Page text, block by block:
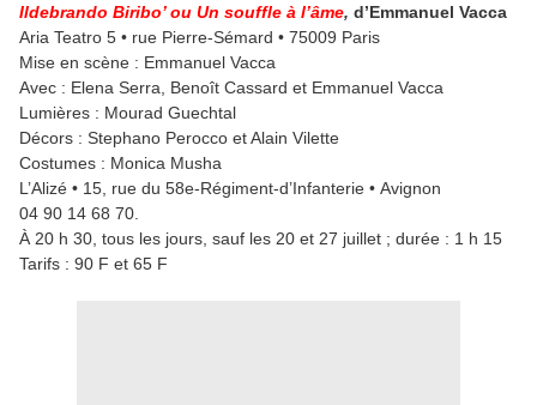
Ildebrando Biribo’ ou Un souffle à l’âme, d’Emmanuel Vacca
Aria Teatro 5 • rue Pierre-Sémard • 75009 Paris
Mise en scène : Emmanuel Vacca
Avec : Elena Serra, Benoît Cassard et Emmanuel Vacca
Lumières : Mourad Guechtal
Décors : Stephano Perocco et Alain Vilette
Costumes : Monica Musha
L’Alizé • 15, rue du 58e-Régiment-d’Infanterie • Avignon
04 90 14 68 70.
À 20 h 30, tous les jours, sauf les 20 et 27 juillet ; durée : 1 h 15
Tarifs : 90 F et 65 F